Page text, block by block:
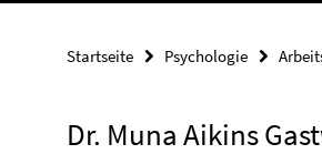
Startseite Psychologie
Dr. Muna Aikins